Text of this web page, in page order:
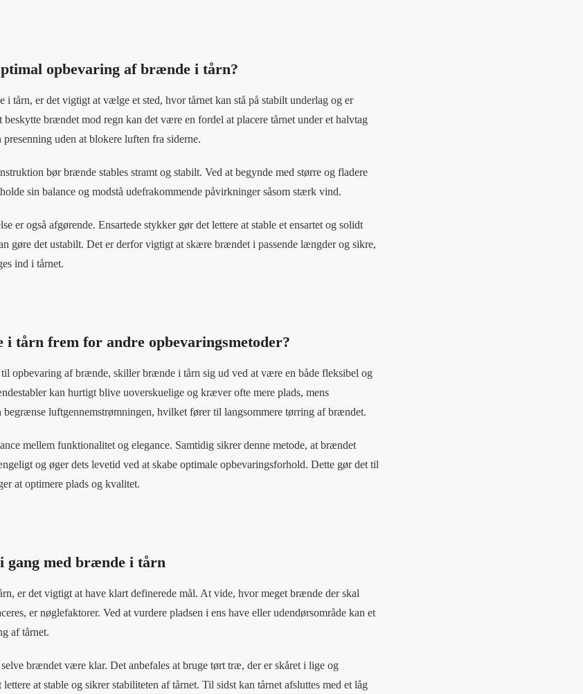
opbevaring af brænde i tårn?
i tårn, er det vigtigt at vælge et sted, hvor tårnet kan stå på stabilt underlag og er
brændet mod regn kan det være en fordel at placere tårnet under et halvtag
uden at blokere luften fra siderne.
bør brænde stables stramt og stabilt. Ved at begynde med større og fladere
sin balance og modstå udefrakommende påvirkninger såsom stærk vind.
er også afgørende. Ensartede stykker gør det lettere at stable et ensartet og solidt
gøre det ustabilt. Det er derfor vigtigt at skære brændet i passende længder og sikre,
ind i tårnet.
tårn frem for andre opbevaringsmetoder?
til opbevaring af brænde, skiller brænde i tårn sig ud ved at være en både fleksibel og
kan hurtigt blive uoverskuelige og kræver ofte mere plads, mens
begrænse luftgennemstrømningen, hvilket fører til langsommere tørring af brændet.
mellem funktionalitet og elegance. Samtidig sikrer denne metode, at brændet
og øger dets levetid ved at skabe optimale opbevaringsforhold. Dette gør det til
at optimere plads og kvalitet.
gang med brænde i tårn
er det vigtigt at have klart definerede mål. At vide, hvor meget brænde der skal
er nøglefaktorer. Ved at vurdere pladsen i ens have eller udendørsområde kan et
af tårnet.
selve brændet være klar. Det anbefales at bruge tørt træ, der er skåret i lige og
at stable og sikrer stabiliteten af tårnet. Til sidst kan tårnet afsluttes med et låg